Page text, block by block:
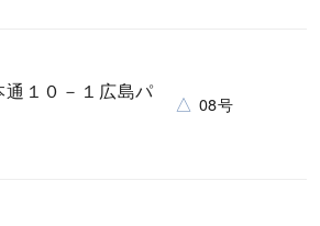
通１０－１広島パ
△ 08号